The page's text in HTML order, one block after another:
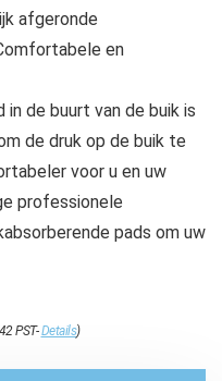
afgeronde
en
de buurt van de buik is
de druk op de buik te
voor u en uw
professionele
pads om uw
PST-Details)